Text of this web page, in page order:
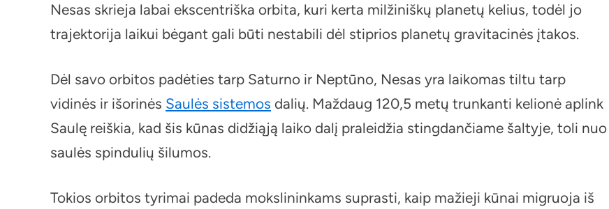
Nesas skrieja labai ekscentriška orbita, kuri kerta milžiniškų planetų kelius, todėl jo
trajektorija laikui bėgant gali būti nestabili dėl stiprios planetų gravitacinės įtakos.
Dėl savo orbitos padėties tarp Saturno ir Neptūno, Nesas yra laikomas tiltu tarp
vidinės ir išorinės Saulės sistemos dalių. Maždaug 120,5 metų trunkanti kelionė aplink
Saulę reiškia, kad šis kūnas didžiąją laiko dalį praleidžia stingdančiame šaltyje, toli nuo
saulės spindulių šilumos.
Tokios orbitos tyrimai padeda mokslininkams suprasti, kaip mažieji kūnai migruoja iš